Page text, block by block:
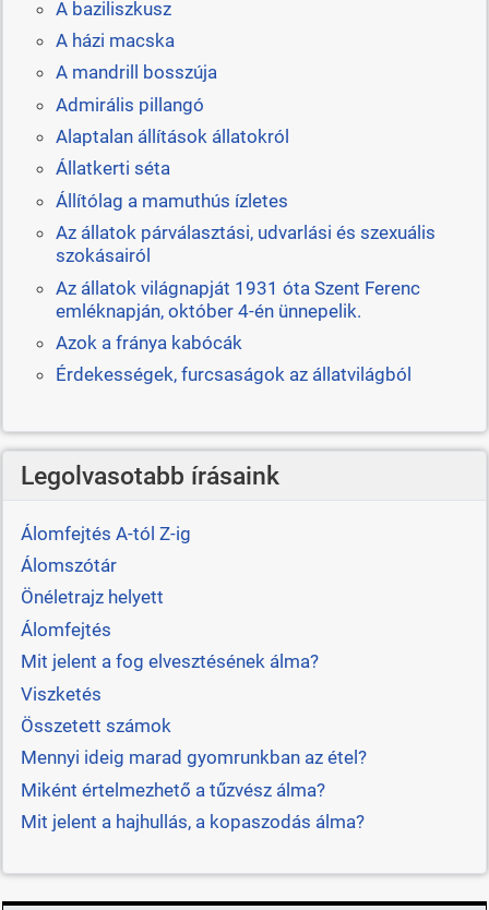
A baziliszkusz
A házi macska
A mandrill bosszúja
Admirális pillangó
Alaptalan állítások állatokról
Állatkerti séta
Állítólag a mamuthús ízletes
Az állatok párválasztási, udvarlási és szexuális
szokásairól
Az állatok világnapját 1931 óta Szent Ferenc
emléknapján, október 4-én ünnepelik.
Azok a fránya kabócák
Érdekességek, furcsaságok az állatvilágból
Legolvasotabb írásaink
Álomfejtés A-tól Z-ig
Álomszótár
Önéletrajz helyett
Álomfejtés
Mit jelent a fog elvesztésének álma?
Viszketés
Összetett számok
Mennyi ideig marad gyomrunkban az étel?
Miként értelmezhető a tűzvész álma?
Mit jelent a hajhullás, a kopaszodás álma?